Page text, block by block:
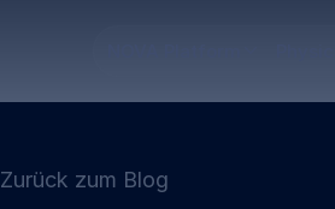
Zurück zum Blog